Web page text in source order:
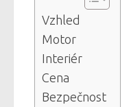
Vzhled
Motor
Interiér
Cena
Bezpečnost